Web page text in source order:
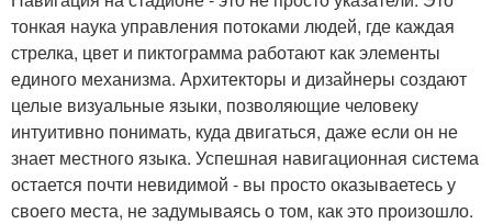
тонкая наука управления потоками людей, где каждая
стрелка, цвет и пиктограмма работают как элементы
единого механизма. Архитекторы и дизайнеры создают
целые визуальные языки, позволяющие человеку
интуитивно понимать, куда двигаться, даже если он не
знает местного языка. Успешная навигационная система
остается почти невидимой - вы просто оказываетесь у
своего места, не задумываясь о том, как это произошло.